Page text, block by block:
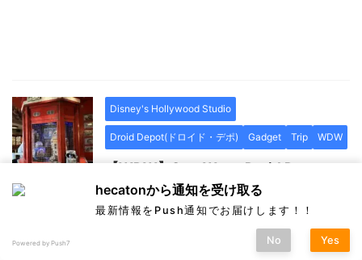
Disney's Hollywood Studio
Droid Depot(ドロイド・デポ) Gadget Trip WDW
【WDW】Star Wars_Droid Depot
でオリジナルBB-8を作る！！
hecatonから通知を受け取る
最新情報をPush通知でお届けします！！
Powered by Push7 No Yes